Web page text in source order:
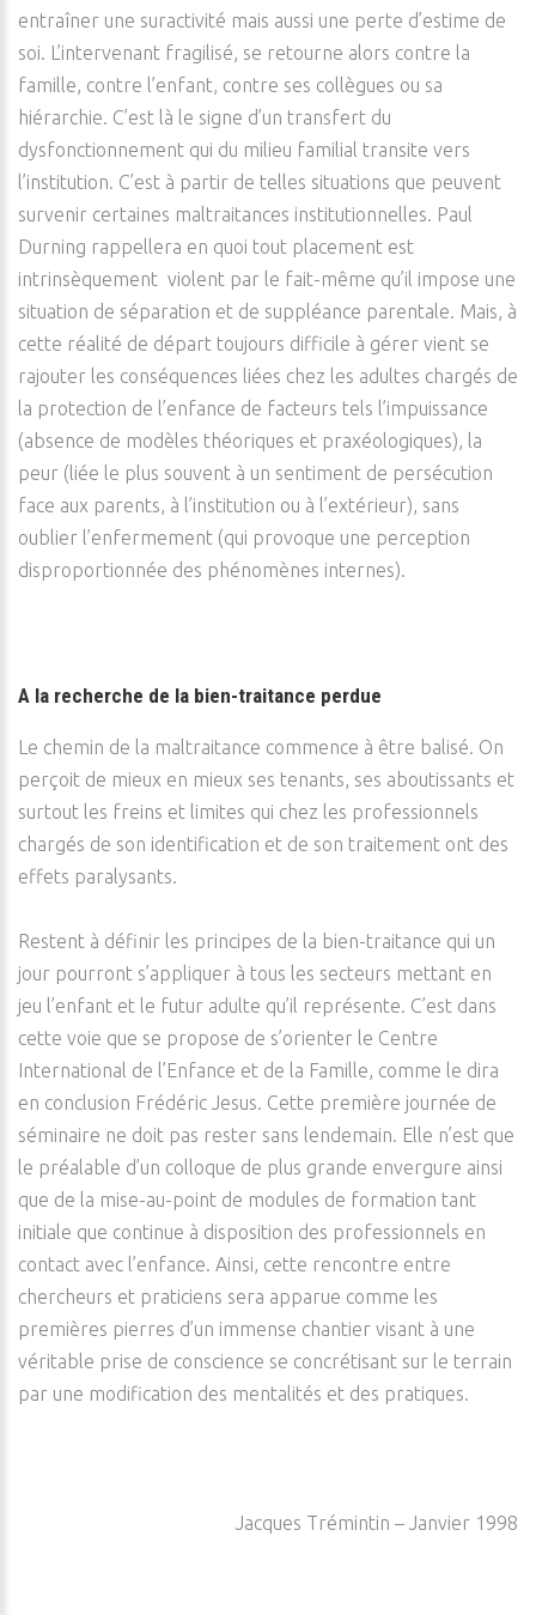
entraîner une suractivité mais aussi une perte d’estime de
soi. L’intervenant fragilisé, se retourne alors contre la
famille, contre l’enfant, contre ses collègues ou sa
hiérarchie. C’est là le signe d’un transfert du
dysfonctionnement qui du milieu familial transite vers
l’institution. C’est à partir de telles situations que peuvent
survenir certaines maltraitances institutionnelles. Paul
Durning rappellera en quoi tout placement est
intrinsèquement violent par le fait-même qu’il impose une
situation de séparation et de suppléance parentale. Mais, à
cette réalité de départ toujours difficile à gérer vient se
rajouter les conséquences liées chez les adultes chargés de
la protection de l’enfance de facteurs tels l’impuissance
(absence de modèles théoriques et praxéologiques), la
peur (liée le plus souvent à un sentiment de persécution
face aux parents, à l’institution ou à l’extérieur), sans
oublier l’enfermement (qui provoque une perception
disproportionnée des phénomènes internes).
A la recherche de la bien-traitance perdue
Le chemin de la maltraitance commence à être balisé. On
perçoit de mieux en mieux ses tenants, ses aboutissants et
surtout les freins et limites qui chez les professionnels
chargés de son identification et de son traitement ont des
effets paralysants.
Restent à définir les principes de la bien-traitance qui un
jour pourront s’appliquer à tous les secteurs mettant en
jeu l’enfant et le futur adulte qu’il représente. C’est dans
cette voie que se propose de s’orienter le Centre
International de l’Enfance et de la Famille, comme le dira
en conclusion Frédéric Jesus. Cette première journée de
séminaire ne doit pas rester sans lendemain. Elle n’est que
le préalable d’un colloque de plus grande envergure ainsi
que de la mise-au-point de modules de formation tant
initiale que continue à disposition des professionnels en
contact avec l’enfance. Ainsi, cette rencontre entre
chercheurs et praticiens sera apparue comme les
premières pierres d’un immense chantier visant à une
véritable prise de conscience se concrétisant sur le terrain
par une modification des mentalités et des pratiques.
Jacques Trémintin – Janvier 1998